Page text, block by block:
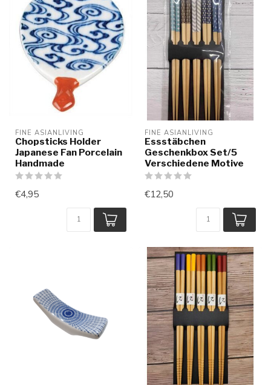
FINE ASIANLIVING
Chopsticks Holder
Japanese Fan Porcelain
Handmade
€4,95
FINE ASIANLIVING
Essstäbchen
Geschenkbox Set/5
Verschiedene Motive
€12,50